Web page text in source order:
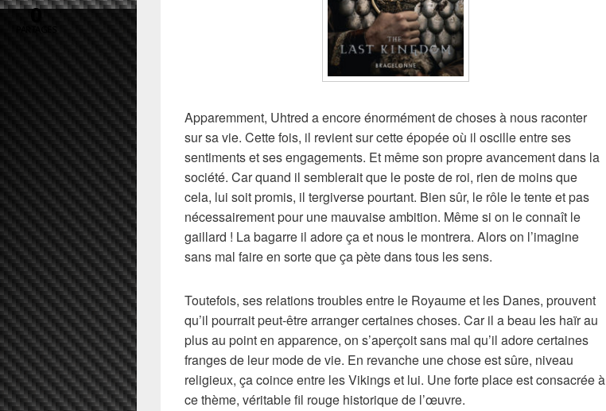
Apparemment, Uhtred a encore énormément de choses à nous raconter
sur sa vie. Cette fois, il revient sur cette épopée où il oscille entre ses
sentiments et ses engagements. Et même son propre avancement dans la
société. Car quand il semblerait que le poste de roi, rien de moins que
cela, lui soit promis, il tergiverse pourtant. Bien sûr, le rôle le tente et pas
nécessairement pour une mauvaise ambition. Même si on le connaît le
gaillard ! La bagarre il adore ça et nous le montrera. Alors on l’imagine
sans mal faire en sorte que ça pète dans tous les sens.
Toutefois, ses relations troubles entre le Royaume et les Danes, prouvent
qu’il pourrait peut-être arranger certaines choses. Car il a beau les haïr au
plus au point en apparence, on s’aperçoit sans mal qu’il adore certaines
franges de leur mode de vie. En revanche une chose est sûre, niveau
religieux, ça coince entre les Vikings et lui. Une forte place est consacrée à
ce thème, véritable fil rouge historique de l’œuvre.
0